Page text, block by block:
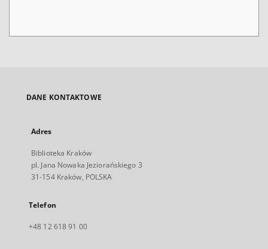
DANE KONTAKTOWE
Adres
Biblioteka Kraków
pl. Jana Nowaka Jeziorańskiego 3
31-154 Kraków, POLSKA
Telefon
+48 12 618 91 00